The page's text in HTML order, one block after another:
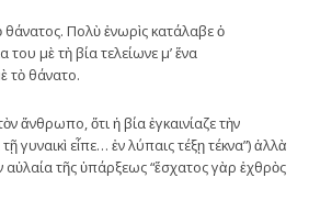
Πολὺ ἐνωρὶς κατάλαβε ὁ
του μὲ τὴ βία τελείωνε μ’ ἕνα
τὸ θάνατο.
ἄνθρωπο, ὅτι ἡ βία ἐγκαινίαζε τὴν
γυναικὶ εἶπε… ἐν λύπαις τέξῃ τέκνα”) ἀλλὰ
αὐλαία τῆς ὑπάρξεως “ἔσχατος γὰρ ἐχθρὸς